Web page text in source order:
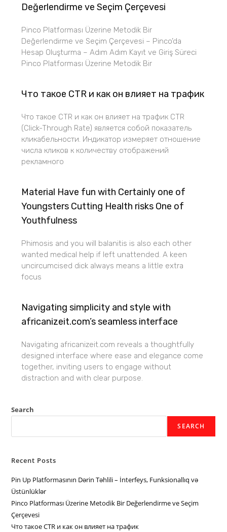
Değerlendirme ve Seçim Çerçevesi
Pinco Platforması Üzerine Metodik Bir
Değerlendirme ve Seçim Çerçevesi – Pinco’da
Hesap Oluşturma – Adım Adım Kayıt ve Giriş Süreci
Pinco Platforması Üzerine Metodik Bir
Что такое CTR и как он влияет на трафик
Что такое CTR и как он влияет на трафик CTR
(Click-Through Rate) является собой показатель
кликабельности. Индикатор измеряет отношение
числа кликов к количеству отображений
рекламного
Material Have fun with Certainly one of
Youngsters Cutting Health risks One of
Youthfulness
Phimosis and you will balanitis is also each other
wanted medical help if left unattended. A keen
uncircumcised dick always means a little extra
focus
Navigating simplicity and style with
africanizeit.com’s seamless interface
Navigating africanizeit.com reveals a thoughtfully
designed interface where ease and elegance come
together, inviting users to engage without
distraction and with clear purpose.
Search
SEARCH
Recent Posts
Pin Up Platformasının Dərin Təhlili – İnterfeys, Funksionallıq və
Üstünlüklər
Pinco Platforması Üzerine Metodik Bir Değerlendirme ve Seçim
Çerçevesi
Что такое CTR и как он влияет на трафик